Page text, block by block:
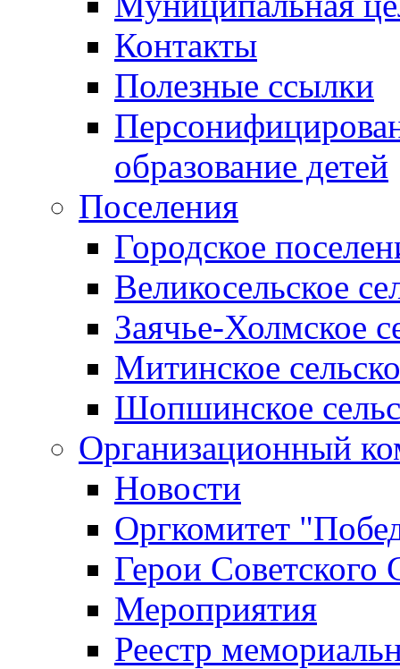
Контакты
Полезные ссылки
образование детей
Поселения
Городское
Великосельское
Заячье-Холмское
Митинское
Шопшинское
Организационный
Новости
Оргкомитет
Герои Советского
Мероприятия
Реестр